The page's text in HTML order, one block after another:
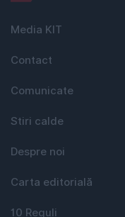
Media KIT
Contact
Comunicate
Stiri calde
Despre noi
Carta editorială
10 Reguli